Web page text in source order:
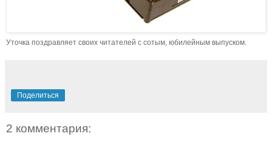
Уточка поздравляет своих читателей с сотым, юбилейным выпуском.
Поделиться
2 комментария: